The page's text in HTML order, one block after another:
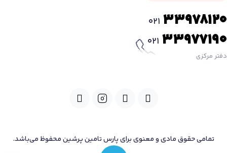
021 33978120
021 33977190
دفتر مرکزی
تمامی حقوق مادی و معنوی برای پارس تامین پرشین محفوظ می‌باشد.